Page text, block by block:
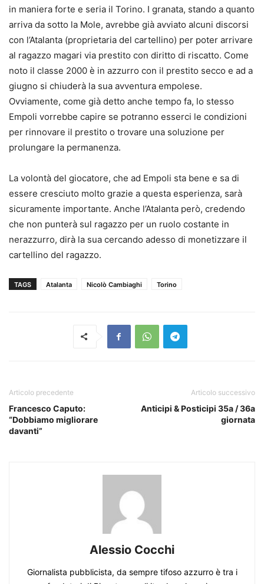
in maniera forte e seria il Torino. I granata, stando a quanto
arriva da sotto la Mole, avrebbe già avviato alcuni discorsi
con l’Atalanta (proprietaria del cartellino) per poter arrivare
al ragazzo magari via prestito con diritto di riscatto. Come
noto il classe 2000 è in azzurro con il prestito secco e ad a
giugno si chiuderà la sua avventura empolese.
Ovviamente, come già detto anche tempo fa, lo stesso
Empoli vorrebbe capire se potranno esserci le condizioni
per rinnovare il prestito o trovare una soluzione per
prolungare la permanenza.
La volontà del giocatore, che ad Empoli sta bene e sa di
essere cresciuto molto grazie a questa esperienza, sarà
sicuramente importante. Anche l’Atalanta però, credendo
che non punterà sul ragazzo per un ruolo costante in
nerazzurro, dirà la sua cercando adesso di monetizzare il
cartellino del ragazzo.
TAGS Atalanta Nicolò Cambiaghi Torino
Articolo precedente
Francesco Caputo:
“Dobbiamo migliorare
davanti”
Articolo successivo
Anticipi & Posticipi 35a / 36a
giornata
Alessio Cocchi
Giornalista pubblicista, da sempre tifoso azzurro è tra i